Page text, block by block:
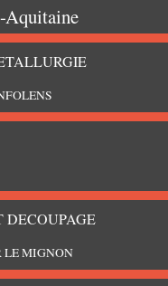
Aquitaine
DECOUPAGE
LE MIGNON